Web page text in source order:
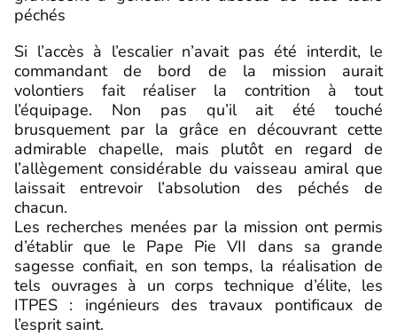
péchés
Si l’accès à l’escalier n’avait pas été interdit, le
commandant de bord de la mission aurait
volontiers fait réaliser la contrition à tout
l’équipage. Non pas qu’il ait été touché
brusquement par la grâce en découvrant cette
admirable chapelle, mais plutôt en regard de
l’allègement considérable du vaisseau amiral que
laissait entrevoir l’absolution des péchés de
chacun.
Les recherches menées par la mission ont permis
d’établir que le Pape Pie VII dans sa grande
sagesse confiait, en son temps, la réalisation de
tels ouvrages à un corps technique d’élite, les
ITPES : ingénieurs des travaux pontificaux de
l’esprit saint.